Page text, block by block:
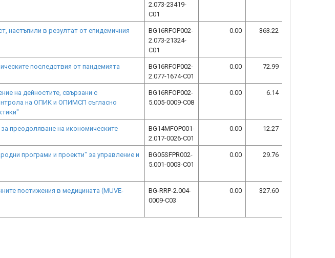
2.073-23419-
C01
настъпили в резултат от епидемичния
BG16RFOP002-
2.073-21324-
C01
0.00 363.22
последствия от пандемията
BG16RFOP002-
2.077-1674-C01
0.00 72.99
на дейностите, свързани с
на ОПИК и ОПИМСП съгласно
BG16RFOP002-
5.005-0009-C08
0.00 6.14
преодоляване на икономическите
BG14MFOP001-
2.017-0026-C01
0.00 12.27
програми и проекти" за управление и
BG05SFPR002-
5.001-0003-C01
0.00 29.76
постижения в медицината (MUVE-
BG-RRP-2.004-
0009-C03
0.00 327.60